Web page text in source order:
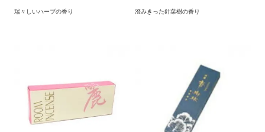
瑞々しいハーブの香り 澄みきった針葉樹の香り